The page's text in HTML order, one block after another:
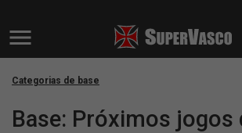
Categorias de base
Base: Próximos jogos